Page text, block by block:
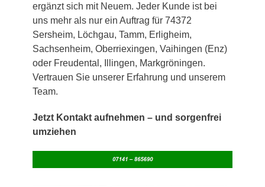
ergänzt sich mit Neuem. Jeder Kunde ist bei
uns mehr als nur ein Auftrag für 74372
Sersheim, Löchgau, Tamm, Erligheim,
Sachsenheim, Oberriexingen, Vaihingen (Enz)
oder Freudental, Illingen, Markgröningen.
Vertrauen Sie unserer Erfahrung und unserem
Team.
Jetzt Kontakt aufnehmen – und sorgenfrei
umziehen